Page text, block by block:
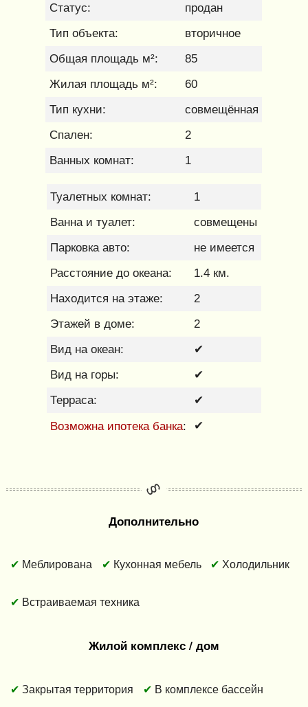
Статус:
продан
Тип объекта:
вторичное
Общая площадь м²:
85
Жилая площадь м²:
60
Тип кухни:
совмещённая
Спален:
2
Ванных комнат:
1
Туалетных комнат:
1
Ванна и туалет:
совмещены
Парковка авто:
не имеется
Расстояние до океана:
1.4 км.
Находится на этаже:
2
Этажей в доме:
2
Вид на океан:
✔
Вид на горы:
✔
Терраса:
✔
Возможна ипотека банка: ✔
Дополнительно
Меблирована Кухонная мебель Холодильник
Встраиваемая техника
Жилой комплекс / дом
Закрытая территория В комплексе бассейн